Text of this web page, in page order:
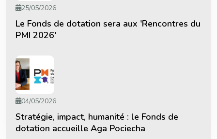
25/05/2026
Le Fonds de dotation sera aux 'Rencontres du
PMI 2026'
04/05/2026
Stratégie, impact, humanité : le Fonds de
dotation accueille Aga Pociecha